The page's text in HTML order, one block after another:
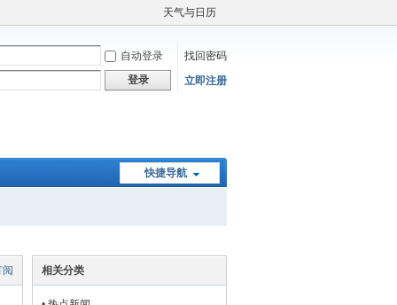
天气与日历
自动登录
找回密码
登录 立即注册
快捷导航
相关分类